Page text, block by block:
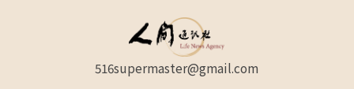
516supermaster@gmail.com